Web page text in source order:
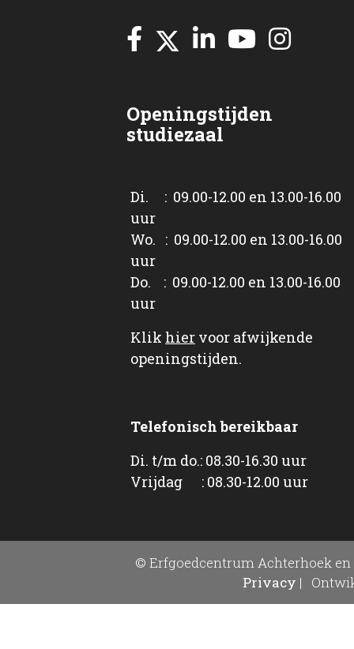
Openingstijden
studiezaal
Di. : 09.00-12.00 en 13.00-16.00
uur
Wo. : 09.00-12.00 en 13.00-16.00
uur
Do. : 09.00-12.00 en 13.00-16.00
uur
Klik hier voor afwijkende
openingstijden.
Telefonisch bereikbaar
Di. t/m do.: 08.30-16.30 uur
Vrijdag : 08.30-12.00 uur
© Erfgoedcentrum Achterhoek en
Privacy |